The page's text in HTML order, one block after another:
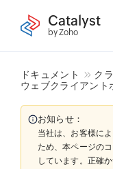
Catalyst
by Zoho
ドキュメント ク
ウェブクライアント
お知らせ：
当社は、お客様に
ため、本ページの
しています。正確